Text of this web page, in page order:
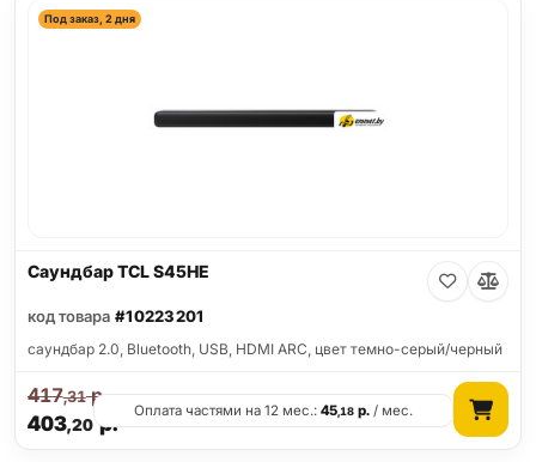
Под заказ, 2 дня
Саундбар TCL S45HE
код товара #10223201
саундбар 2.0, Bluetooth, USB, HDMI ARC, цвет темно-серый/черный
403,20р.
417,31р.
Оплата частями на 12 мес.:45,18 р. / мес.